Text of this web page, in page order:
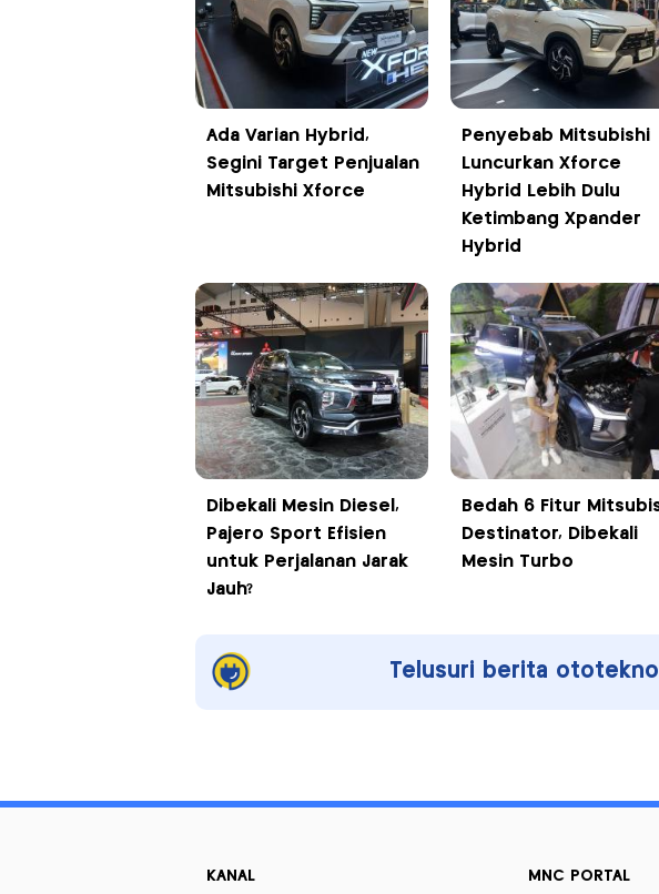
Ada Varian Hybrid,
Segini Target Penjualan
Mitsubishi Xforce
Penyebab Mitsubishi
Luncurkan Xforce
Hybrid Lebih Dulu
Ketimbang Xpander
Hybrid
Dibekali Mesin Diesel,
Pajero Sport Efisien
untuk Perjalanan Jarak
Jauh?
Bedah 6 Fitur
Destinator, Dibekali
Mesin Turbo
Telusuri berita